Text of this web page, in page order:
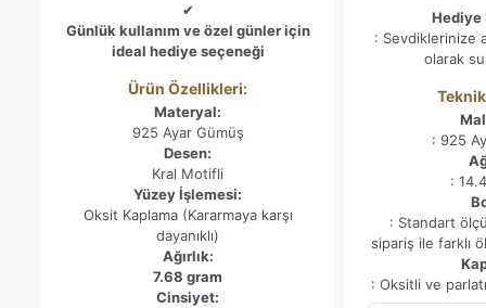
✔
Günlük kullanım ve özel günler için
ideal hediye seçeneği
Ürün Özellikleri:
Materyal:
925 Ayar Gümüş
Desen:
Kral Motifli
Yüzey İşlemesi:
Oksit Kaplama (Kararmaya karşı
dayanıklı)
Ağırlık:
7.68 gram
Cinsiyet:
Hediye
: Sevdiklerinize
olarak
: 925
:
: Standart
sipariş ile farklı
: Oksitli ve